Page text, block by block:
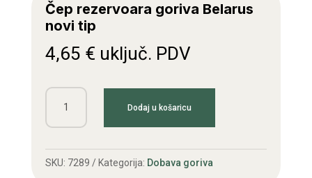
Čep rezervoara goriva Belarus
novi tip
4,65 € uključ. PDV
Čep
rezervoara
Belarus
novi
Dodaj u košaricu
SKU: 7289 Kategorija: Dobava goriva